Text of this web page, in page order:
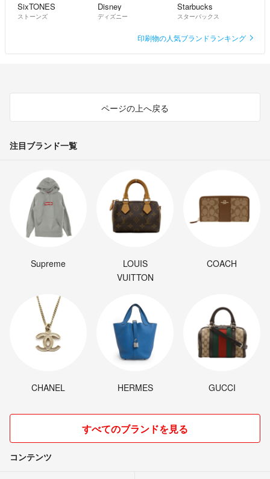
SixTONES
ストーンズ
Disney
ディズニー
Starbucks
スターバックス
印刷物の人気ブランドランキング
ページの上へ戻る
注目ブランド一覧
Supreme
LOUIS
VUITTON
COACH
CHANEL HERMES GUCCI
すべてのブランドを見る
コンテンツ